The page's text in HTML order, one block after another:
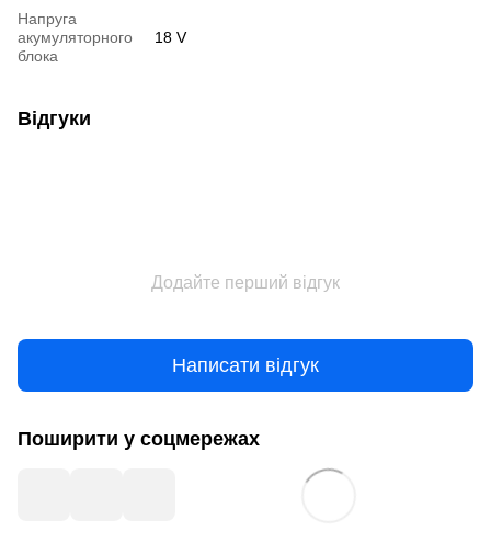
Напруга
акумуляторного
блока
18 V
Відгуки
Додайте перший відгук
Написати відгук
Поширити у соцмережах